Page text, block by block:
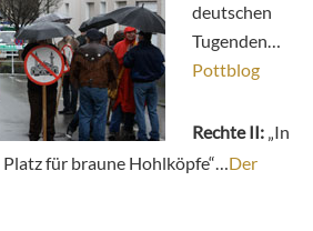
deutschen
Tugenden…
Pottblog
Rechte II: „In
für braune Hohlköpfe“…Der